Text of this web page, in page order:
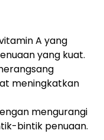
A yang
yang kuat.
meningkatkan
mengurangi
bintik penuaan.